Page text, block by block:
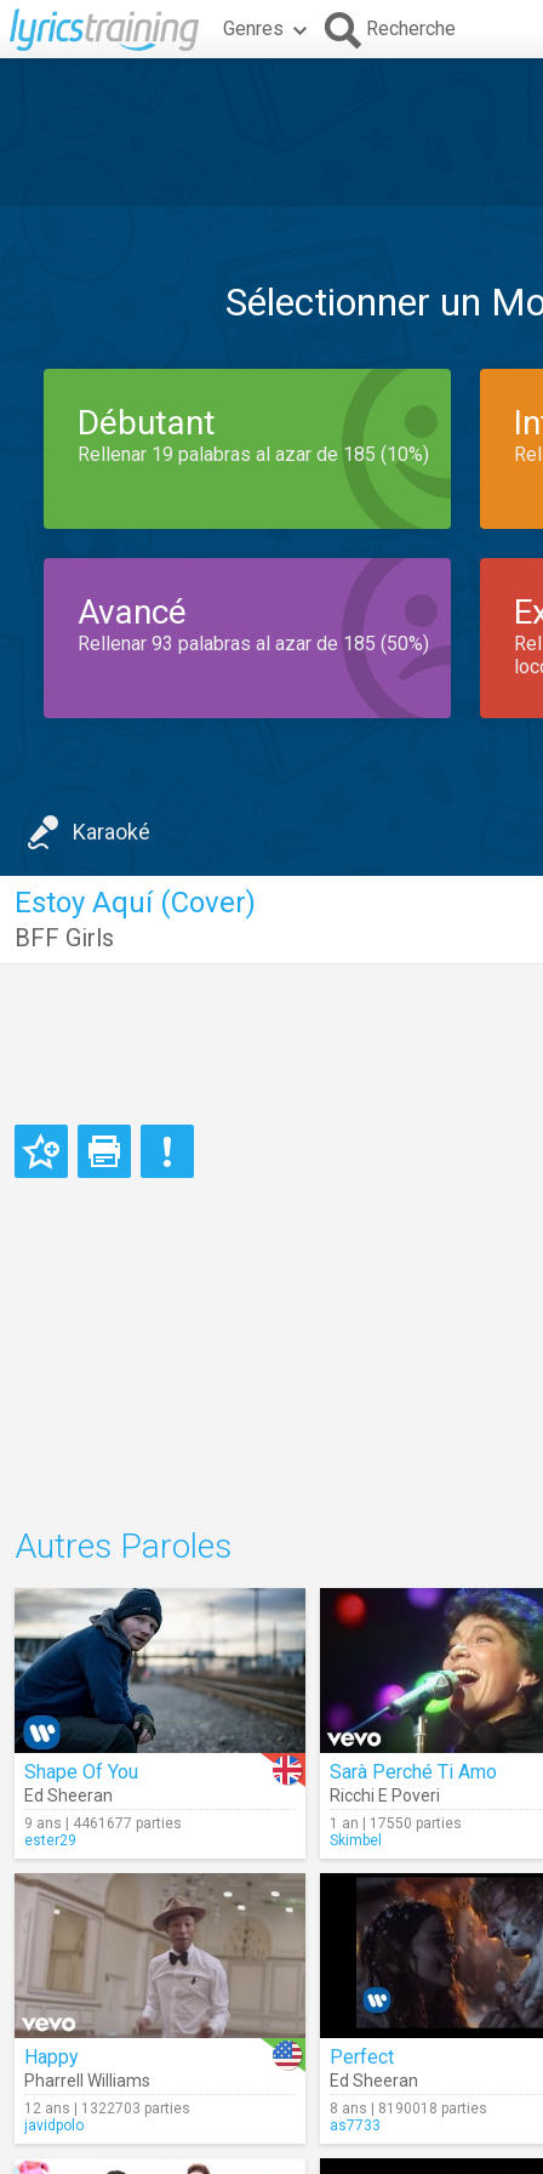
Genres Recherche
Sélectionner un
Débutant
Rellenar 19 palabras al azar de 185 (10%)
Avancé
Rellenar 93 palabras al azar de 185 (50%)
Karaoké
Estoy Aquí (Cover)
BFF Girls
Autres Paroles
Shape Of You
Ed Sheeran
9 ans | 4461677 parties
ester29
Sarà Perché Ti Amo
Ricchi E Poveri
1 an | 17550 parties
Skimbel
Happy
Pharrell Williams
12 ans | 1322703 parties
javidpolo
Perfect
Ed Sheeran
8 ans | 8190018 parties
as7733